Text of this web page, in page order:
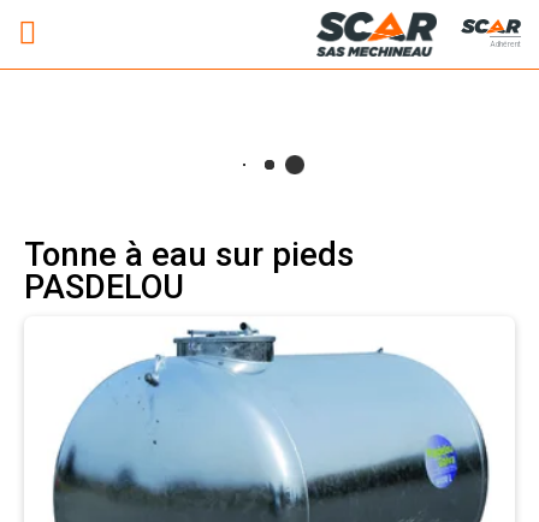
Adhérent
Tonne à eau sur pieds
PASDELOU